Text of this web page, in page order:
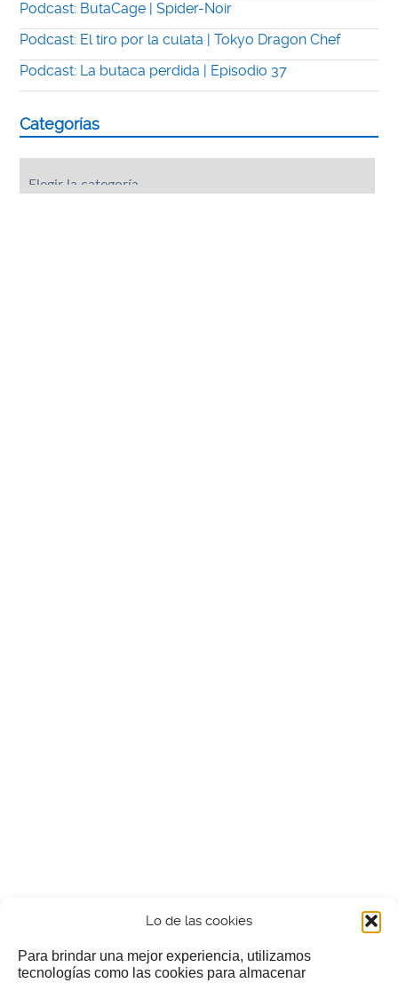
Lo de las cookies
Para brindar una mejor experiencia, utilizamos
tecnologías como las cookies para almacenar
Podcast: ButaCage | Spider-Noir
Podcast: El tiro por la culata | Tokyo Dragon Chef
Podcast: La butaca perdida | Episodio 37
Categorías